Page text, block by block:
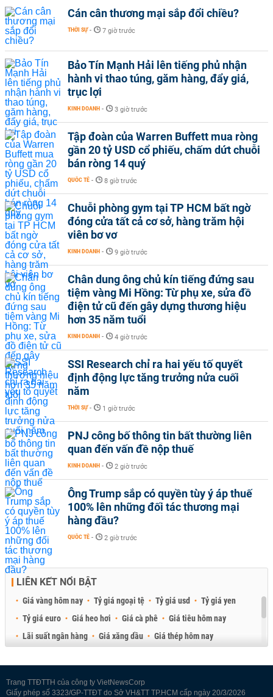
Cán cân thương mại sắp đổi chiều?
THỜI SỰ - 7 giờ trước
Bảo Tín Mạnh Hải lên tiếng phủ nhận
hành vi thao túng, găm hàng, đẩy giá,
trục lợi
KINH DOANH - 3 giờ trước
Tập đoàn của Warren Buffett mua ròng
gần 20 tỷ USD cổ phiếu, chấm dứt chuỗi
bán ròng 14 quý
QUỐC TẾ - 8 giờ trước
Chuỗi phòng gym tại TP HCM bất ngờ
đóng cửa tất cả cơ sở, hàng trăm hội
viên bơ vơ
KINH DOANH - 9 giờ trước
Chân dung ông chủ kín tiếng đứng sau
tiệm vàng Mi Hồng: Từ phụ xe, sửa đồ
điện tử cũ đến gây dựng thương hiệu
hơn 35 năm tuổi
KINH DOANH - 4 giờ trước
SSI Research chỉ ra hai yếu tố quyết
định động lực tăng trưởng nửa cuối
năm
THỜI SỰ - 1 giờ trước
PNJ công bố thông tin bất thường liên
quan đến vấn đề nộp thuế
KINH DOANH - 2 giờ trước
Ông Trump sắp có quyền tùy ý áp thuế
100% lên những đối tác thương mại
hàng đầu?
QUỐC TẾ - 2 giờ trước
LIÊN KẾT NỔI BẬT
Giá vàng hôm nay Tỷ giá ngoại tệ Tỷ giá usd
Tỷ giá yen
Tỷ giá euro
Giá heo hơi Giá cà phê
Giá tiêu hôm nay
Lãi suất ngân hàng
Giá xăng dầu
Giá thép hôm nay
Trang TTĐTTH của công ty VietNewsCorp
Giấy phép số 3323/GP-TTĐT do Sở VH&TT TP.HCM cấp ngày 20/3/2026